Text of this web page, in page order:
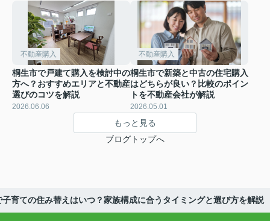
不動産購入
桐生市で戸建て購入を検討中の
方へ？おすすめエリアと不動産
選びのコツを解説
2026.06.06
不動産購入
桐生市で新築と中古の住宅購入
はどちらが良い？比較のポイン
トを不動産会社が解説
2026.05.01
もっと見る
ブログトップへ
子育ての住み替えはいつ？家族構成に合うタイミングと選び方を解説